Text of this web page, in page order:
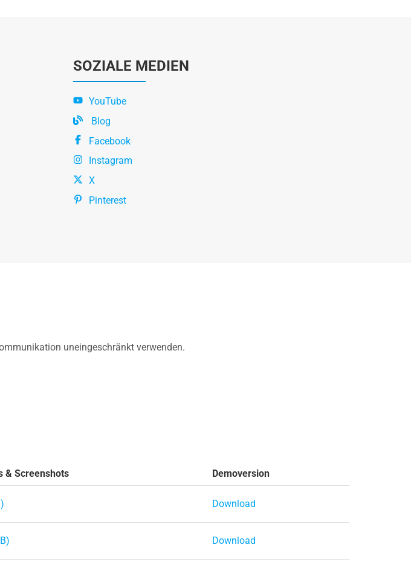
SOZIALE MEDIEN
YouTube
Blog
Facebook
Instagram
X
Pinterest
uneingeschränkt verwenden.
& Screenshots Demoversion
Download
Download